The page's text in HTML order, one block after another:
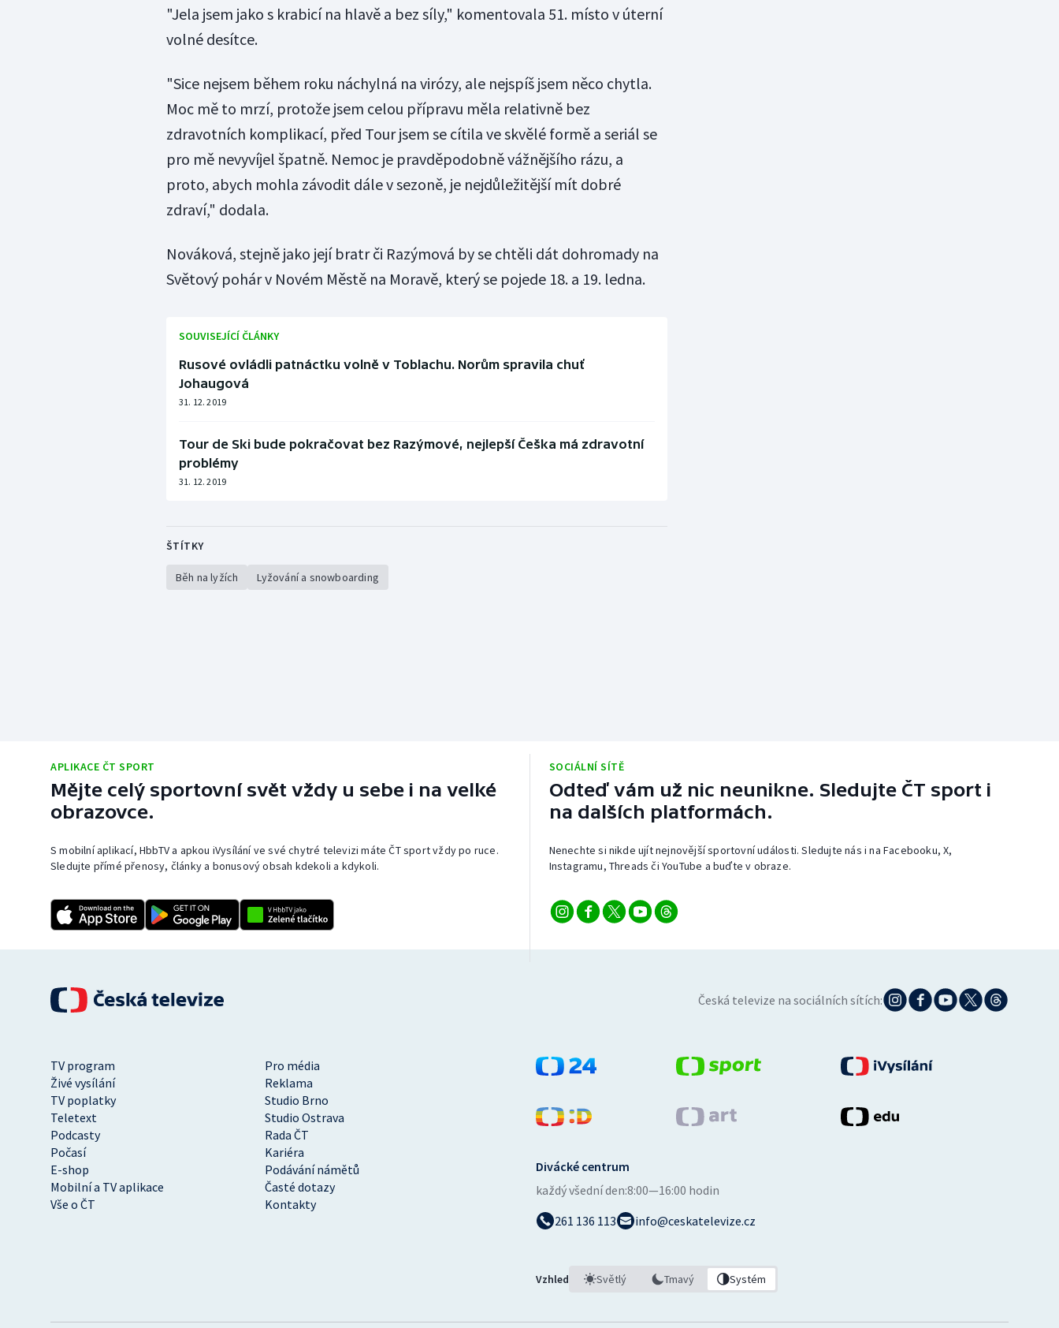
"Jela jsem jako s krabicí na hlavě a bez síly," komentovala 51. místo v úterní
volné desítce.
"Sice nejsem během roku náchylná na virózy, ale nejspíš jsem něco chytla.
Moc mě to mrzí, protože jsem celou přípravu měla relativně bez
zdravotních komplikací, před Tour jsem se cítila ve skvělé formě a seriál se
pro mě nevyvíjel špatně. Nemoc je pravděpodobně vážnějšího rázu, a
proto, abych mohla závodit dále v sezoně, je nejdůležitější mít dobré
zdraví," dodala.
Nováková, stejně jako její bratr či Razýmová by se chtěli dát dohromady na
Světový pohár v Novém Městě na Moravě, který se pojede 18. a 19. ledna.
SOUVISEJÍCÍ ČLÁNKY
Rusové ovládli patnáctku volně v Toblachu. Norům spravila chuť
Johaugová
31. 12. 2019
Tour de Ski bude pokračovat bez Razýmové, nejlepší Češka má zdravotní
problémy
31. 12. 2019
ŠTÍTKY
Běh na lyžích Lyžování a snowboarding
APLIKACE ČT SPORT
Mějte celý sportovní svět vždy u sebe i na velké
obrazovce.
S mobilní aplikací, HbbTV a apkou iVysílání ve své chytré televizi máte ČT sport vždy po ruce.
Sledujte přímé přenosy, články a bonusový obsah kdekoli a kdykoli.
SOCIÁLNÍ SÍTĚ
Odteď vám už nic neunikne. Sledujte ČT sport i
na dalších platformách.
Nenechte si nikde ujít nejnovější sportovní události. Sledujte nás i na Facebooku, X,
Instagramu, Threads či YouTube a buďte v obraze.
Česká televize na sociálních sítích:
TV program
Pro média
Živé vysílání
Reklama
TV poplatky
Studio Brno
Teletext
Studio Ostrava
Podcasty
Rada ČT
Počasí
Kariéra
E-shop
Podávání námětů
Mobilní a TV aplikace
Časté dotazy
Vše o ČT
Kontakty
Divácké centrum
každý všední den:8:00—16:00 hodin
261 136 113
info@ceskatelevize.cz
Vzhled Světlý Tmavý Systém